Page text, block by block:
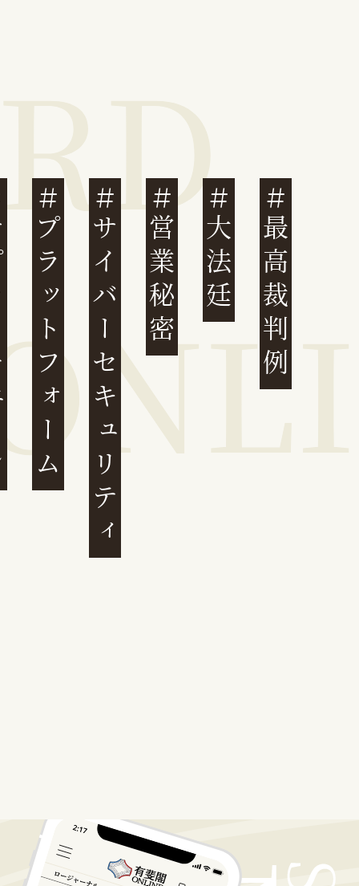
プラットフォームサイバーセキュリティ 営業秘密 大法廷 最高裁判例